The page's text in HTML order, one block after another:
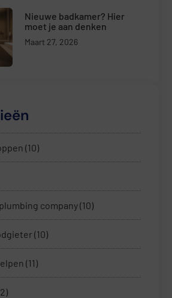
Nieuwe badkamer? Hier
moet je aan denken
Maart 27, 2026
(10)
company(10)
(10)
(11)